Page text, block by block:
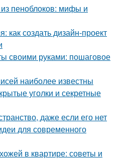
пеноблоков: мифы и
как создать дизайн-проект
своими руками: пошаговое
наиболее известны
уголки и секретные
даже если его нет
для современного
в квартире: советы и